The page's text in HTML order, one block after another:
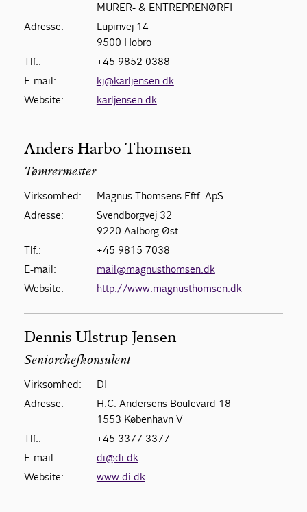
MURER- & ENTREPRENØRFI
Adresse:
Lupinvej 14
9500 Hobro
Tlf.:
+45 9852 0388
E-mail:
kj@karljensen.dk
Website:
karljensen.dk
Anders Harbo Thomsen
Tømrermester
Virksomhed:
Magnus Thomsens Eftf. ApS
Adresse:
Svendborgvej 32
9220 Aalborg Øst
Tlf.:
+45 9815 7038
E-mail:
mail@magnusthomsen.dk
Website:
http://www.magnusthomsen.dk
Dennis Ulstrup Jensen
Seniorchefkonsulent
Virksomhed:
DI
Adresse:
H.C. Andersens Boulevard 18
1553 København V
Tlf.:
+45 3377 3377
E-mail:
di@di.dk
Website:
www.di.dk